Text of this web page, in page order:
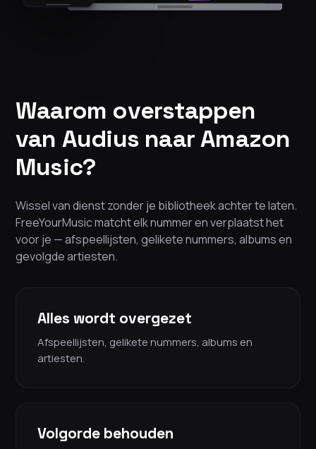
Waarom overstappen
van Audius naar Amazon
Music?
Wissel van dienst zonder je bibliotheek achter te laten.
FreeYourMusic matcht elk nummer en verplaatst het
voor je — afspeellijsten, gelikete nummers, albums en
gevolgde artiesten.
Alles wordt overgezet
Afspeellijsten, gelikete nummers, albums en
artiesten.
Volgorde behouden